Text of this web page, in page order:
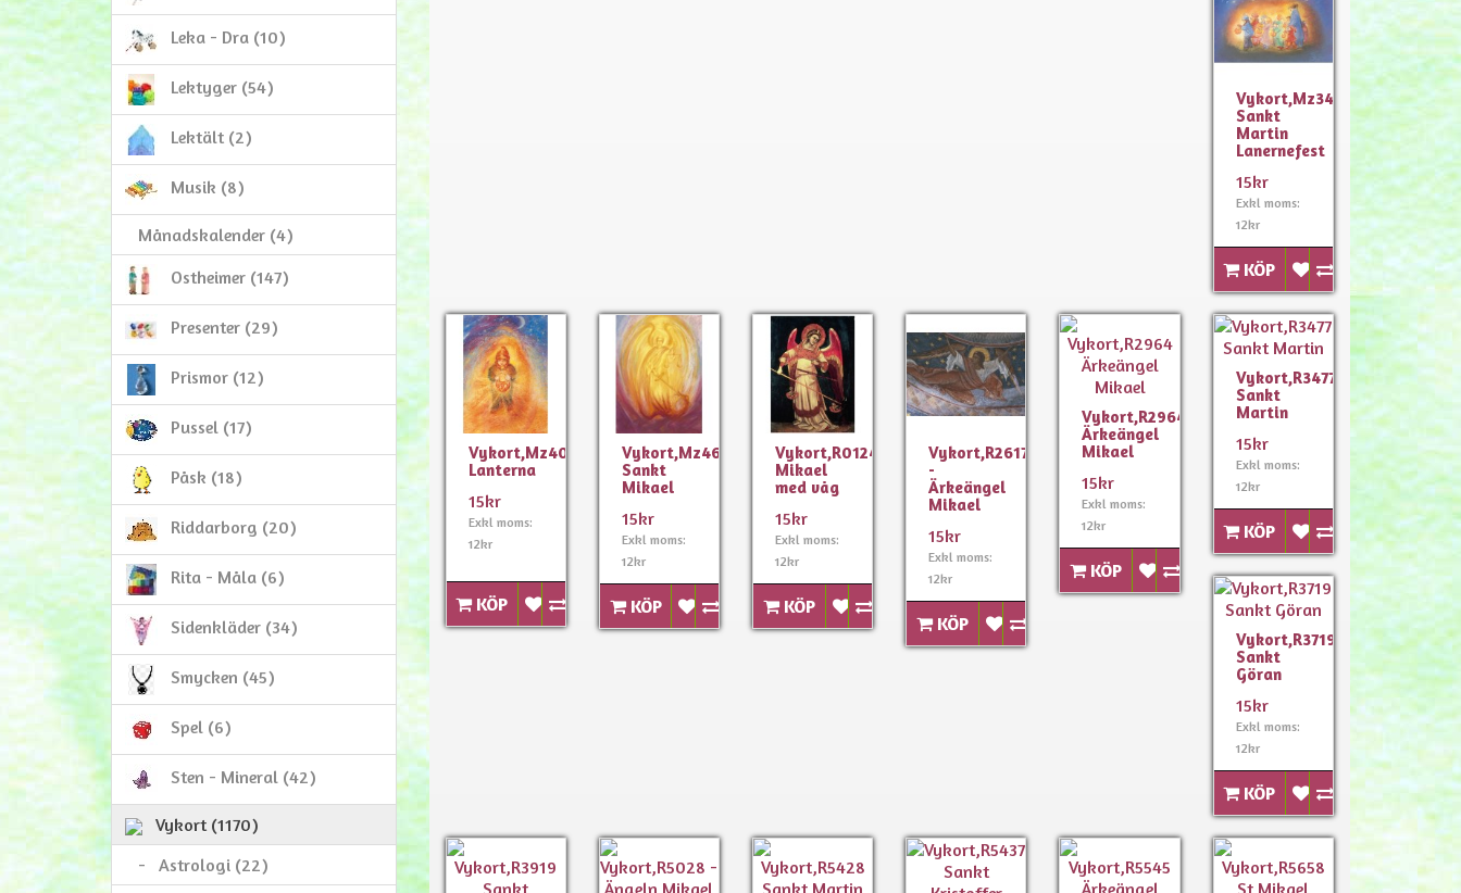
Leka - Dra (10)
Lektyger (54)
Lektält (2)
Musik (8)
Månadskalender (4)
Ostheimer (147)
Presenter (29)
Prismor (12)
Pussel (17)
Påsk (18)
Riddarborg (20)
Rita - Måla (6)
Sidenkläder (34)
Smycken (45)
Spel (6)
Sten - Mineral (42)
Vykort (1170)
- Astrologi (22)
Vykort,Mz346
Sankt
Martin
Lanernefest
15kr
Exkl moms:
12kr
KÖP
Vykort,Mz403
Lanterna
15kr
Exkl moms:
12kr
KÖP
Vykort,Mz461
Sankt
Mikael
15kr
Exkl moms:
12kr
KÖP
Vykort,R0124
Mikael
med våg
15kr
Exkl moms:
12kr
KÖP
Vykort,R2617
-
Ärkeängel
Mikael
15kr
Exkl moms:
12kr
KÖP
Vykort,R2964
Ärkeängel
Mikael
15kr
Exkl moms:
12kr
KÖP
Vykort,R3477
Sankt
Martin
15kr
Exkl moms:
12kr
KÖP
Vykort,R3719
Sankt
Göran
15kr
Exkl moms:
12kr
KÖP